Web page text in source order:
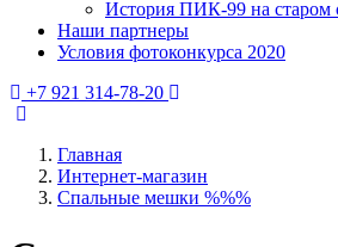
История ПИК-99 на старом
Наши партнеры
Условия фотоконкурса 2020
+7 921 314-78-20
Главная
Интернет-магазин
Спальные мешки %%%